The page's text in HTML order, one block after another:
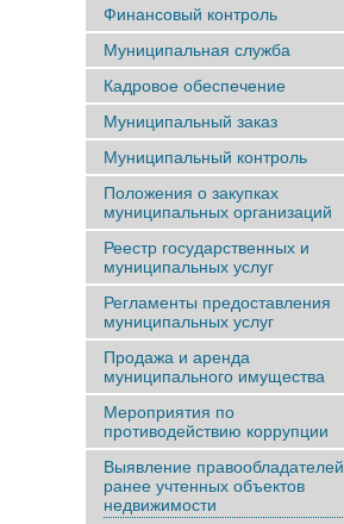
Финансовый контроль
Муниципальная служба
Кадровое обеспечение
Муниципальный заказ
Муниципальный контроль
Положения о закупках
муниципальных организаций
Реестр государственных и
муниципальных услуг
Регламенты предоставления
муниципальных услуг
Продажа и аренда
муниципального имущества
Мероприятия по
противодействию коррупции
Выявление правообладателей
ранее учтенныx объектов
недвижимости